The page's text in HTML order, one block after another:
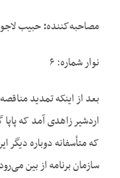
مصاحبه‌کننده:حبیب
نوار شماره: ۶
بعد از اینکه تمدید
اردشیر زاهدی آمد که
که متأسفانه دوباره دیگر
سازمان برنامه از بین